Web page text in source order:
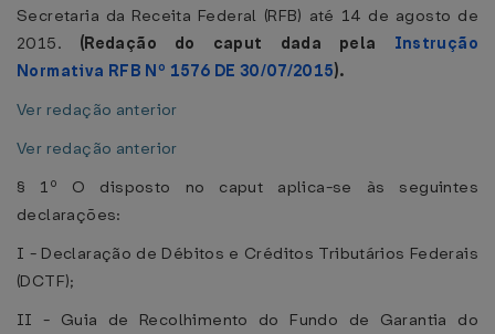
Secretaria da Receita Federal (RFB) até 14 de agosto de
2015. (Redação do caput dada pela Instrução
Normativa RFB Nº 1576 DE 30/07/2015).
Ver redação anterior
Ver redação anterior
§ 1º O disposto no caput aplica-se às seguintes
declarações:
I - Declaração de Débitos e Créditos Tributários Federais
(DCTF);
II - Guia de Recolhimento do Fundo de Garantia do